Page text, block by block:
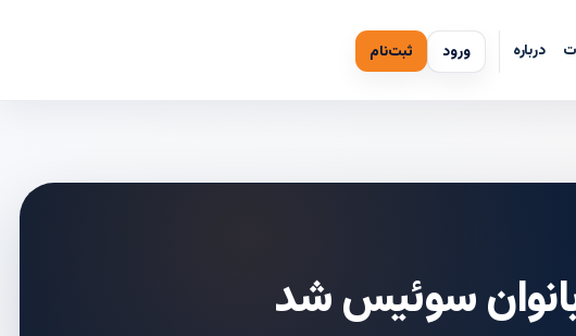
درباره ورود ثبت‌نام